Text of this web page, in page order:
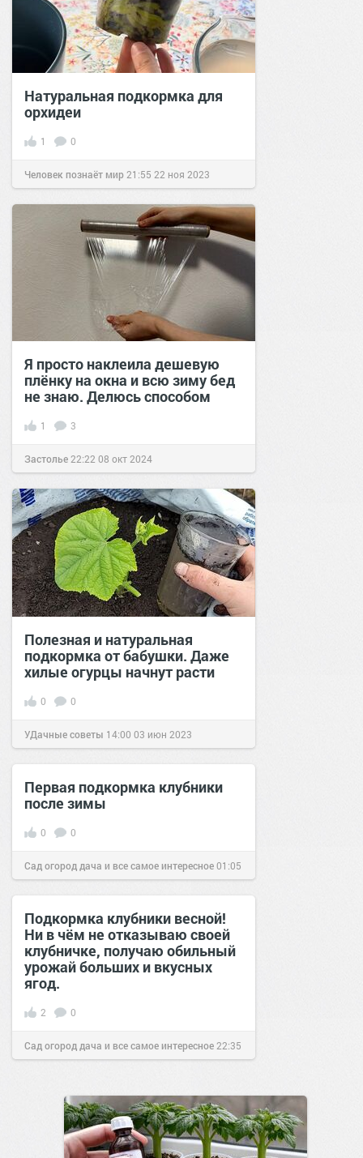
Натуральная подкормка для
орхидеи
1 0
Человек познаёт мир21:55 22 ноя 2023
Я просто наклеила дешевую
плёнку на окна и всю зиму бед
не знаю. Делюсь способом
1 3
Застолье22:22 08 окт 2024
Полезная и натуральная
подкормка от бабушки. Даже
хилые огурцы начнут расти
0 0
УДачные советы 14:00 03 июн 2023
Первая подкормка клубники
после зимы
0 0
Сад огород дача и все самое интересное01:05
01 апр 2017
Подкормка клубники весной!
Ни в чём не отказываю своей
клубничке, получаю обильный
урожай больших и вкусных
ягод.
2 0
Сад огород дача и все самое интересное22:35